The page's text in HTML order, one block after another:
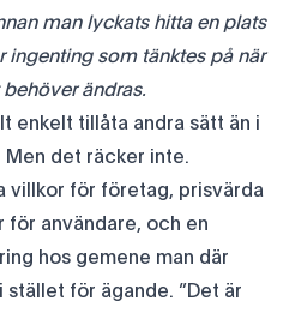
man lyckats hitta en plats
ingenting som tänktes på när
ändras.
enkelt tillåta andra sätt än i
Men det räcker inte.
villkor för företag, prisvärda
användare, och en
hos gemene man där
för ägande. ”Det är